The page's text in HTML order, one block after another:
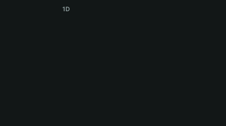
Bahasa Indonesia1D